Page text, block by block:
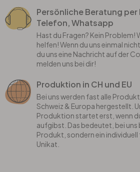
Persönliche Beratung per
Telefon, Whatsapp
Hast du Fragen? Kein Problem!
helfen! Wenn du uns einmal
du uns eine Nachricht auf der
melden uns bei dir!
Produktion in CH und EU
Bei uns werden fast alle
Schweiz & Europa hergestellt.
Produktion startet erst, wenn
aufgibst. Das bedeutet, bei uns
Produkt, sondern ein
Unikat.